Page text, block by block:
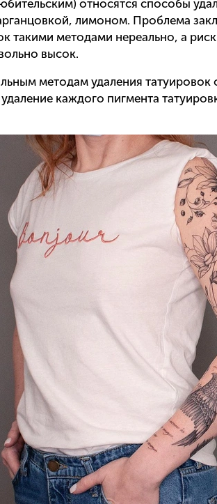
относятся способы
лимоном. Проблема
такими методами нереально, а
высок.
методам удаления татуировок
удаление каждого пигмента